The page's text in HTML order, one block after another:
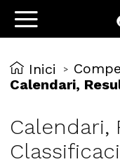
Inici >
Calendari,
Calendari,